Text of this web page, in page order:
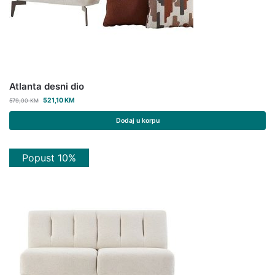
Atlanta desni dio
579,00KM 521,10KM
Dodaj u korpu
Popust 10%